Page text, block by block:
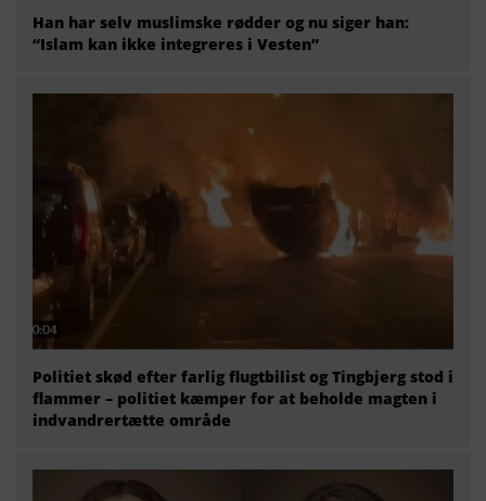
Han har selv muslimske rødder og nu siger han:
“Islam kan ikke integreres i Vesten”
Politiet skød efter farlig flugtbilist og Tingbjerg stod i
flammer – politiet kæmper for at beholde magten i
indvandrertætte område